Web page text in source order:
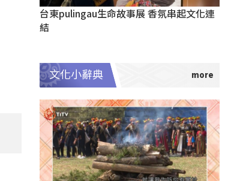
台東pulingau生命故事展 香氛串起文化連
結
文化小辭典